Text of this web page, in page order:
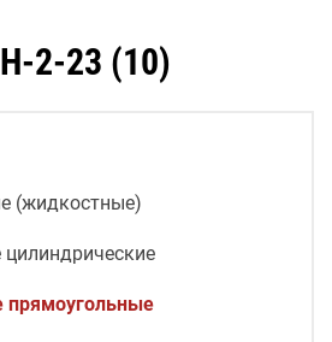
2-23 (10)
(жидкостные)
цилиндрические
прямоугольные